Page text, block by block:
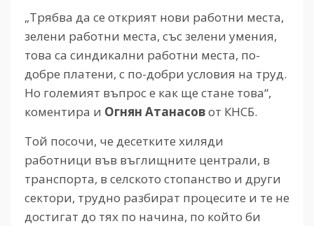
„Трябва да се открият нови работни места,
зелени работни места, със зелени умения,
това са синдикални работни места, по-
добре платени, с по-добри условия на труд.
Но големият въпрос е как ще стане това“,
коментира и Огнян Атанасовот КНСБ.
Той посочи, че десетките хиляди
работници във въглищните централи, в
транспорта, в селското стопанство и други
сектори, трудно разбират процесите и те не
достигат до тях по начина, по който би